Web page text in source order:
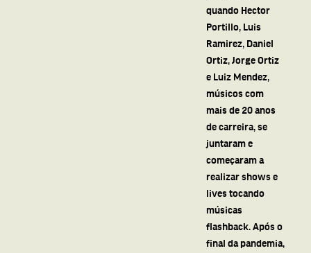
quando Hector
Portillo, Luis
Ramirez, Daniel
Ortiz, Jorge Ortiz
e Luiz Mendez,
músicos com
mais de 20 anos
de carreira, se
juntaram e
começaram a
realizar shows e
lives tocando
músicas
flashback. Após o
final da pandemia,